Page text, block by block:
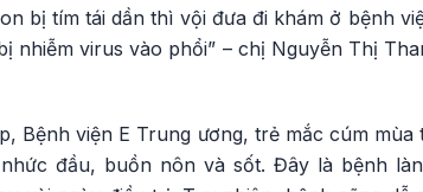
bị tím tái dần thì vội đưa đi khám ở bệnh
nhiễm virus vào phổi” – chị Nguyễn Thị
Bệnh viện E Trung ương, trẻ mắc cúm mùa
đầu, buồn nôn và sốt. Đây là bệnh